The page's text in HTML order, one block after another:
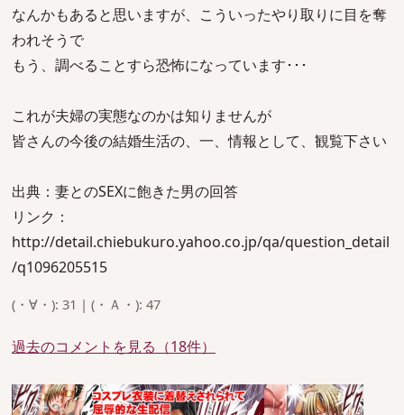
なんかもあると思いますが、こういったやり取りに目を奪
われそうで
もう、調べることすら恐怖になっています･･･
これが夫婦の実態なのかは知りませんが
皆さんの今後の結婚生活の、一、情報として、観覧下さい
出典：妻とのSEXに飽きた男の回答
リンク：
http://detail.chiebukuro.yahoo.co.jp/qa/question_detail
/q1096205515
(・∀・): 31 | (・Ａ・): 47
過去のコメントを見る（18件）